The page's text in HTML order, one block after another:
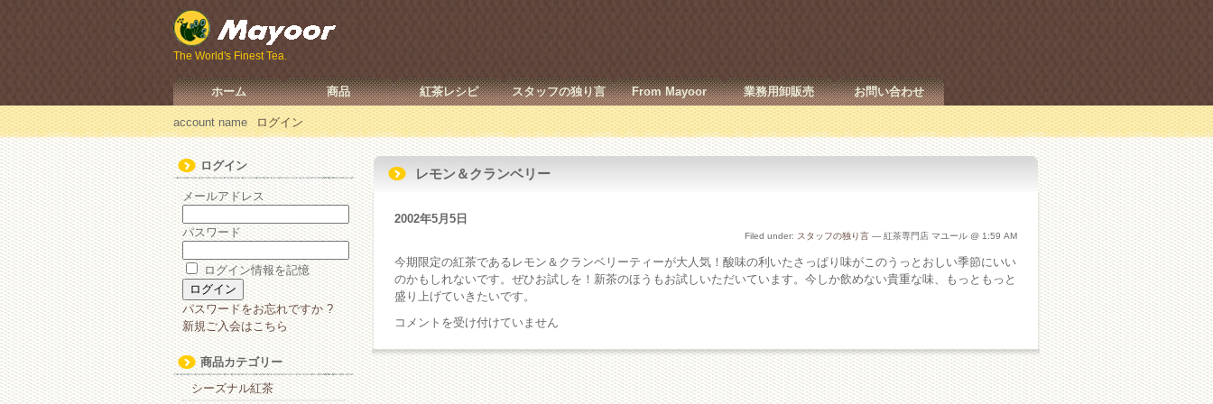
The World's Finest Tea.
ホーム 商品 紅茶レシピ スタッフの独り言 From Mayoor 業務用卸販売 お問い合わせ
account name ログイン
ログイン
メールアドレス
パスワード
ログイン情報を記憶
パスワードをお忘れですか ?
新規ご入会はこちら
商品カテゴリー
シーズナル紅茶
レモン＆クランベリー
2002年5月5日
Filed under: スタッフの独り言 — 紅茶専門店 マユール @ 1:59 AM
今期限定の紅茶であるレモン＆クランベリーティーが大人気！酸味の利いたさっぱり味がこのうっとおしい季節にいい
のかもしれないです。ぜひお試しを！新茶のほうもお試しいただいています。今しか飲めない貴重な味、もっともっと
盛り上げていきたいです。
レ
ン
＆
ク
コメントを受け付けていません